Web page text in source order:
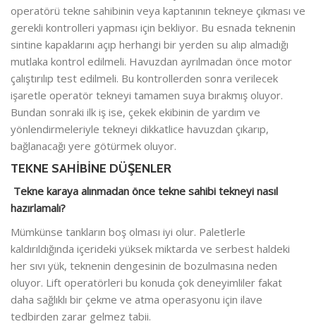
operatörü tekne sahibinin veya kaptanının tekneye çıkması ve
gerekli kontrolleri yapması için bekliyor. Bu esnada teknenin
sintine kapaklarını açıp herhangi bir yerden su alıp almadığı
mutlaka kontrol edilmeli. Havuzdan ayrılmadan önce motor
çalıştırılıp test edilmeli. Bu kontrollerden sonra verilecek
işaretle operatör tekneyi tamamen suya bırakmış oluyor.
Bundan sonraki ilk iş ise, çekek ekibinin de yardım ve
yönlendirmeleriyle tekneyi dikkatlice havuzdan çıkarıp,
bağlanacağı yere götürmek oluyor.
TEKNE SAHİBİNE DÜŞENLER
Tekne karaya alınmadan önce tekne sahibi tekneyi nasıl
hazırlamalı?
Mümkünse tankların boş olması iyi olur. Paletlerle
kaldırıldığında içerideki yüksek miktarda ve serbest haldeki
her sıvı yük, teknenin dengesinin de bozulmasına neden
oluyor. Lift operatörleri bu konuda çok deneyimliler fakat
daha sağlıklı bir çekme ve atma operasyonu için ilave
tedbirden zarar gelmez tabii.